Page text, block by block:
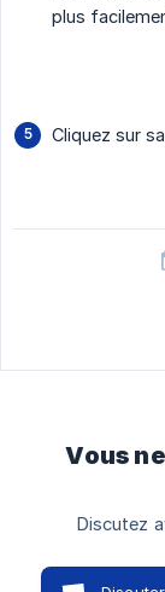
plus
Cliquez sur
Vous
Discutez